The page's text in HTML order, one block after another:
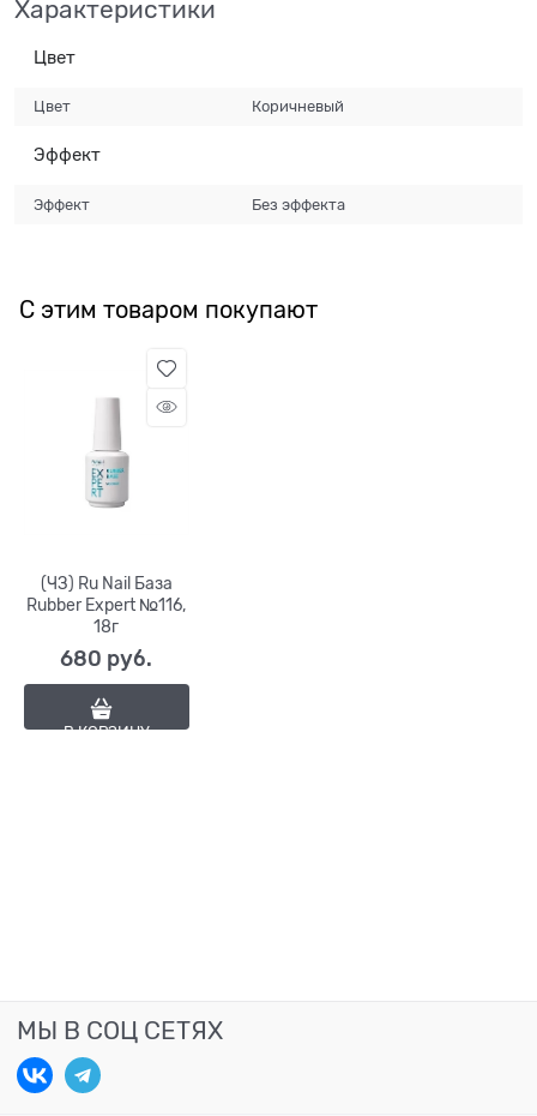
Характеристики
Цвет
Цвет Коричневый
Эффект
Эффект Без эффекта
С этим товаром покупают
(ЧЗ) Ru Nail База
Rubber Expert №116,
18г
680 руб.
В КОРЗИНУ
МЫ В СОЦ СЕТЯХ